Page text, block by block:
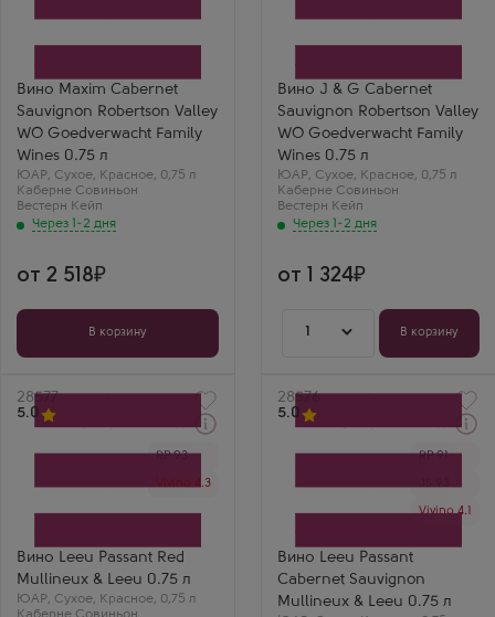
Вино Maxim Cabernet
Sauvignon Robertson Valley
WO Goedverwacht Family
Wines 0.75 л
ЮАР, Сухое, Красное, 0,75 л
Каберне Совиньон
Вестерн Кейп
Через 1-2 дня
Совиньон Робертсон
Goedverwacht Family
Wines
Сорт винограда
Каберне Совиньон
Страна
ЮАР
Регион
Вестерн Кейп
от 2 518
В корзину
Вино J & G Cabernet
Sauvignon Robertson Valley
WO Goedverwacht Family
Wines 0.75 л
ЮАР, Сухое, Красное, 0,75 л
Каберне Совиньон
Вестерн Кейп
Через 1-2 дня
Совиньон Робертсон
Goedverwacht Family
Wines
Сорт винограда
Каберне Совиньон
Страна
ЮАР
Регион
Вестерн Кейп
от 1 324
1 В корзину
Артикул
28577
5.0
RP 93
Vivino 4.3
Вино Leeu Passant Red
Mullineux & Leeu 0.75 л
ЮАР, Сухое, Красное, 0,75 л
Лью Пассан Ред Мёлинью
энд Лью
Каберне Совиньон
Страна
ЮАР
Регион
Артикул
28576
5.0
RP 91
Vivino 4.1
Вино Leeu Passant
Cabernet Sauvignon
Mullineux & Leeu 0.75 л
Совиньон Мёлинью энд
Сорт винограда
Каберне Совиньон
Страна
ЮАР